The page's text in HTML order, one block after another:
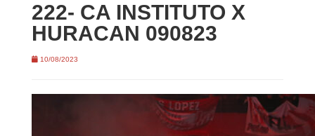
222- CA INSTITUTO X
HURACAN 090823
10/08/2023